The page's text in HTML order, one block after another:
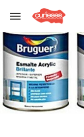
Toggle navigation